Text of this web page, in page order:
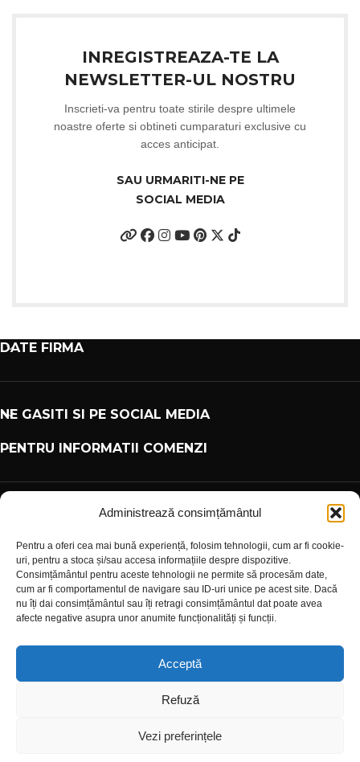
Administrează consimțământul
Pentru a oferi cea mai bună experiență, folosim tehnologii, cum ar fi cookie-
uri, pentru a stoca și/sau accesa informațiile despre dispozitive.
Consimțământul pentru aceste tehnologii ne permite să procesăm date,
cum ar fi comportamentul de navigare sau ID-uri unice pe acest site. Dacă
nu îți dai consimțământul sau îți retragi consimțământul dat poate avea
afecte negative asupra unor anumite funcționalități și funcții.
Acceptă
Refuză
Vezi preferințele
INREGISTREAZA-TE LA
NEWSLETTER-UL NOSTRU
Inscrieti-va pentru toate stirile despre ultimele
noastre oferte si obtineti cumparaturi exclusive cu
acces anticipat.
SAU URMARITI-NE PE
SOCIAL MEDIA
DATE FIRMA
NE GASITI SI PE SOCIAL MEDIA
PENTRU INFORMATII COMENZI
INFORMATII UTILE
PLATI SIGUR PRIN MOBILPAY
PLATA IN RATE PRIN TBI BANK
AIDEV AGENCY